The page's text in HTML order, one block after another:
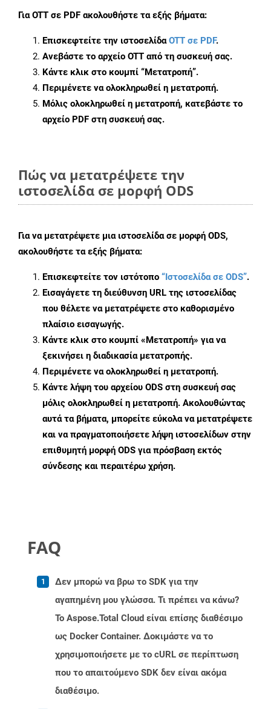
ΓιαOTT σε PDF ακολουθήστε τα εξής βήματα:
Επισκεφτείτε την ιστοσελίδαOTT σε PDF.
Ανεβάστε το αρχείο OTT από τη συσκευή σας.
Κάντε κλικ στο κουμπί “Μετατροπή”.
Περιμένετε να ολοκληρωθεί η μετατροπή.
Μόλις ολοκληρωθεί η μετατροπή, κατεβάστε το
αρχείο PDF στη συσκευή σας.
Πώς να μετατρέψετε την
ιστοσελίδα σε μορφή ODS
Για να μετατρέψετε μια ιστοσελίδα σε μορφή ODS,
ακολουθήστε τα εξής βήματα:
Επισκεφτείτε τον ιστότοπο “Ιστοσελίδα σε ODS”.
Εισαγάγετε τη διεύθυνση URL της ιστοσελίδας
που θέλετε να μετατρέψετε στο καθορισμένο
πλαίσιο εισαγωγής.
Κάντε κλικ στο κουμπί «Μετατροπή» για να
ξεκινήσει η διαδικασία μετατροπής.
Περιμένετε να ολοκληρωθεί η μετατροπή.
Κάντε λήψη του αρχείου ODS στη συσκευή σας
μόλις ολοκληρωθεί η μετατροπή. Ακολουθώντας
αυτά τα βήματα, μπορείτε εύκολα να μετατρέψετε
και να πραγματοποιήσετε λήψη ιστοσελίδων στην
επιθυμητή μορφή ODS για πρόσβαση εκτός
σύνδεσης και περαιτέρω χρήση.
FAQ
Δεν μπορώ να βρω το SDK για την
αγαπημένη μου γλώσσα. Τι πρέπει να κάνω?
Το Aspose.Total Cloud είναι επίσης διαθέσιμο
ως Docker Container. Δοκιμάστε να το
χρησιμοποιήσετε με το cURL σε περίπτωση
που το απαιτούμενο SDK δεν είναι ακόμα
διαθέσιμο.